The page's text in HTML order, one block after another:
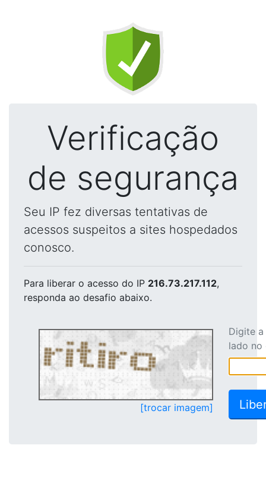
Verificação
de segurança
Seu IP fez diversas tentativas de
acessos suspeitos a sites hospedados
conosco.
Para liberar o acesso do IP 216.73.217.112,
responda ao desafio abaixo.
[trocar imagem]
Digite
lado no